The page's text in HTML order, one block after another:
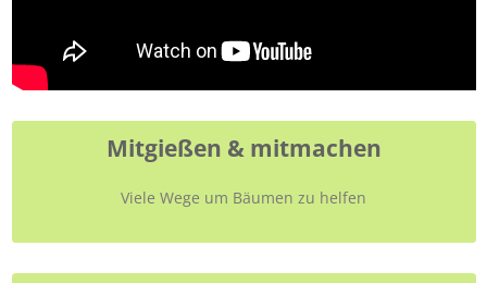
Mitgießen & mitmachen
Viele Wege um Bäumen zu helfen